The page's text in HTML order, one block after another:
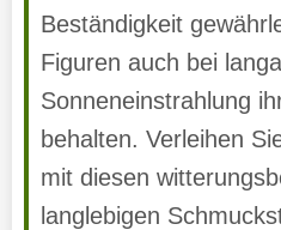
Beständigkeit
Figuren auch bei
Sonneneinstrahlung
behalten. Verleihen
mit diesen
langlebigen